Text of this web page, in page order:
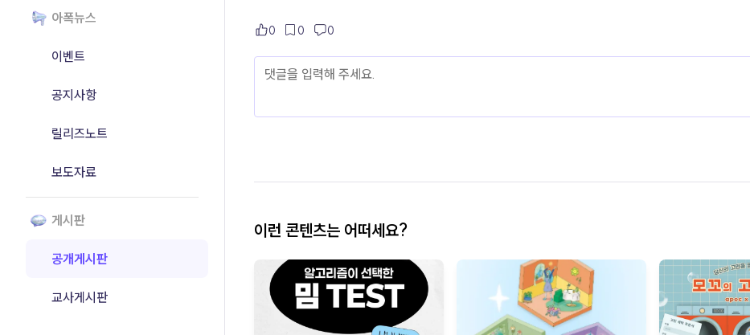
아폭뉴스
이벤트
공지사항
릴리즈노트
보도자료
게시판
공개게시판
교사게시판
0 0 0
이런 콘텐츠는 어떠세요?